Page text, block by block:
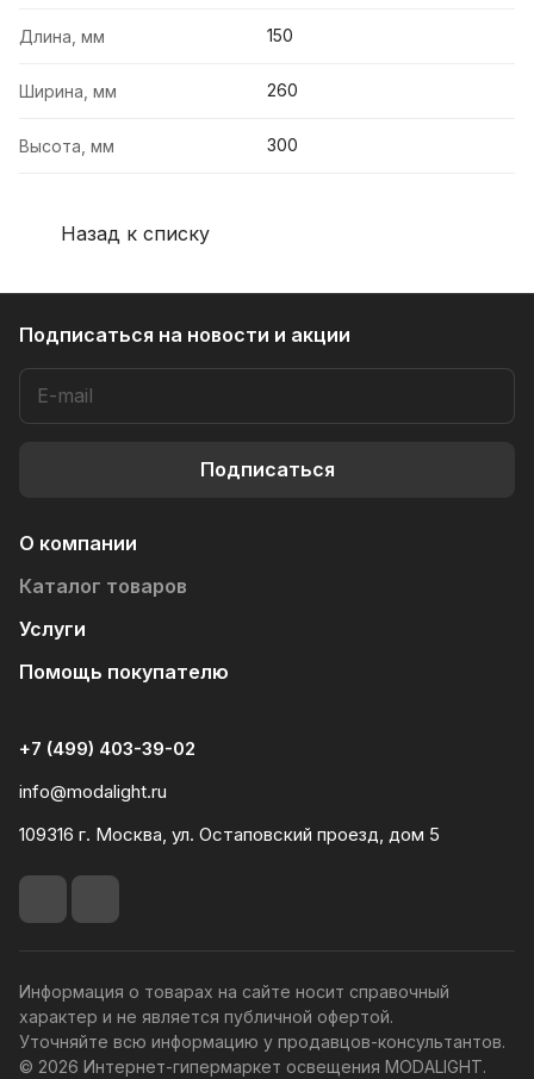
Длина, мм 150
Ширина, мм 260
Высота, мм 300
Назад к списку
Подписаться на новости и акции
Подписаться
О компании
Каталог товаров
Услуги
Помощь покупателю
+7 (499) 403-39-02
info@modalight.ru
109316 г. Москва, ул. Остаповский проезд, дом 5
Информация о товарах на сайте носит справочный
характер и не является публичной офертой.
Уточняйте всю информацию у продавцов-консультантов.
© 2026 Интернет-гипермаркет освещения MODALIGHT.